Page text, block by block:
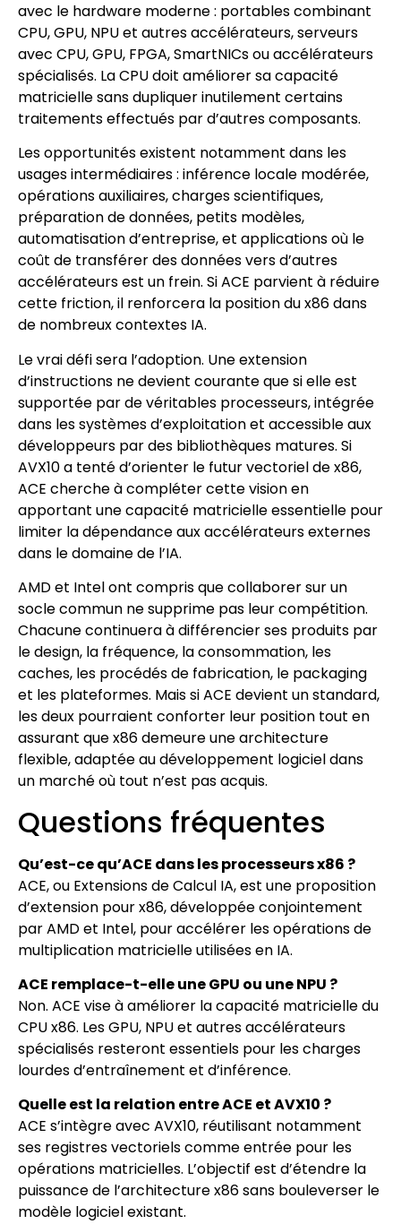
avec le hardware moderne : portables combinant
CPU, GPU, NPU et autres accélérateurs, serveurs
avec CPU, GPU, FPGA, SmartNICs ou accélérateurs
spécialisés. La CPU doit améliorer sa capacité
matricielle sans dupliquer inutilement certains
traitements effectués par d’autres composants.
Les opportunités existent notamment dans les
usages intermédiaires : inférence locale modérée,
opérations auxiliaires, charges scientifiques,
préparation de données, petits modèles,
automatisation d’entreprise, et applications où le
coût de transférer des données vers d’autres
accélérateurs est un frein. Si ACE parvient à réduire
cette friction, il renforcera la position du x86 dans
de nombreux contextes IA.
Le vrai défi sera l’adoption. Une extension
d’instructions ne devient courante que si elle est
supportée par de véritables processeurs, intégrée
dans les systèmes d’exploitation et accessible aux
développeurs par des bibliothèques matures. Si
AVX10 a tenté d’orienter le futur vectoriel de x86,
ACE cherche à compléter cette vision en
apportant une capacité matricielle essentielle pour
limiter la dépendance aux accélérateurs externes
dans le domaine de l’IA.
AMD et Intel ont compris que collaborer sur un
socle commun ne supprime pas leur compétition.
Chacune continuera à différencier ses produits par
le design, la fréquence, la consommation, les
caches, les procédés de fabrication, le packaging
et les plateformes. Mais si ACE devient un standard,
les deux pourraient conforter leur position tout en
assurant que x86 demeure une architecture
flexible, adaptée au développement logiciel dans
un marché où tout n’est pas acquis.
Questions fréquentes
Qu’est-ce qu’ACE dans les processeurs x86 ?
ACE, ou Extensions de Calcul IA, est une proposition
d’extension pour x86, développée conjointement
par AMD et Intel, pour accélérer les opérations de
multiplication matricielle utilisées en IA.
ACE remplace-t-elle une GPU ou une NPU ?
Non. ACE vise à améliorer la capacité matricielle du
CPU x86. Les GPU, NPU et autres accélérateurs
spécialisés resteront essentiels pour les charges
lourdes d’entraînement et d’inférence.
Quelle est la relation entre ACE et AVX10 ?
ACE s’intègre avec AVX10, réutilisant notamment
ses registres vectoriels comme entrée pour les
opérations matricielles. L’objectif est d’étendre la
puissance de l’architecture x86 sans bouleverser le
modèle logiciel existant.